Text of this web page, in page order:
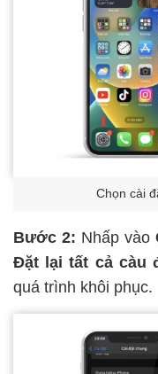
Chọn cài
Bước 2: Nhấp vào
Đặt lại tất cả càu
quá trình khôi phục.